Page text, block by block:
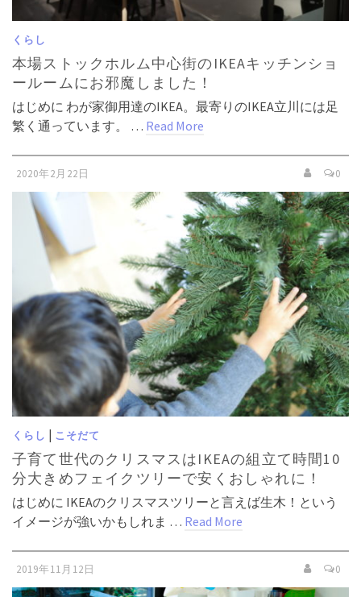
くらし
本場ストックホルム中心街のIKEAキッチンショ
ールームにお邪魔しました！
はじめに わが家御用達のIKEA。最寄りのIKEA立川には足
繁く通っています。 … Read More
2020年2月22日 0
くらし | こそだて
子育て世代のクリスマスはIKEAの組立て時間10
分大きめフェイクツリーで安くおしゃれに！
はじめに IKEAのクリスマスツリーと言えば生木！という
イメージが強いかもしれま … Read More
2019年11月12日 0